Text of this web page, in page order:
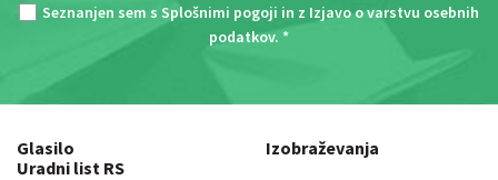
Seznanjen sem s Splošnimi pogoji in z Izjavo o varstvu osebnih
podatkov. *
Glasilo
Uradni list RS
Izobraževanja